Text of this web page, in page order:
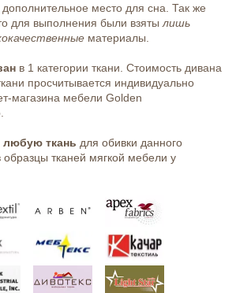
место для сна. Так же
для выполнения были взяты лишь
материалы.
в 1 категории ткани. Стоимость дивана
просчитывается индивидуально
магазина мебели Golden
ткань для обивки данного
тканей мягкой мебели у